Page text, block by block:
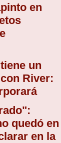
en
un
River:
quedó en
en la